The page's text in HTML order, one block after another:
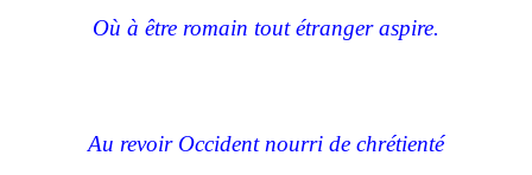
Où à être romain tout étranger aspire.
Au revoir Occident nourri de chrétienté